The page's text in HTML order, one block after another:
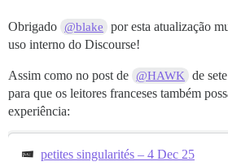
Obrigado @blake
por esta atualização
uso interno do Discourse!
Assim como no post de @HAWK
de
para que os leitores franceses também
experiência:
petites singularités – 4 Dec 25